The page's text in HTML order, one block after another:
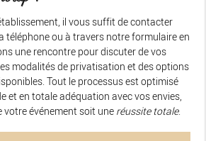
il vous suffit de contacter
téléphone ou à travers notre formulaire en
une rencontre pour discuter de vos
modalités de privatisation et des options
Tout le processus est optimisé
et en totale adéquation avec vos envies,
événement soit une réussite totale.